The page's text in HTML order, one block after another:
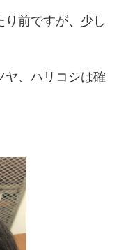
前ですが、少し
ヤ、ハリコシは確